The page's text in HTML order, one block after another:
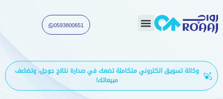
إلى
المحتوى
0593800651
وكالة تسويق الكتروني متكاملة تضعك في صدارة نتائج جوجل، وتضاعف
مبيعاتك!